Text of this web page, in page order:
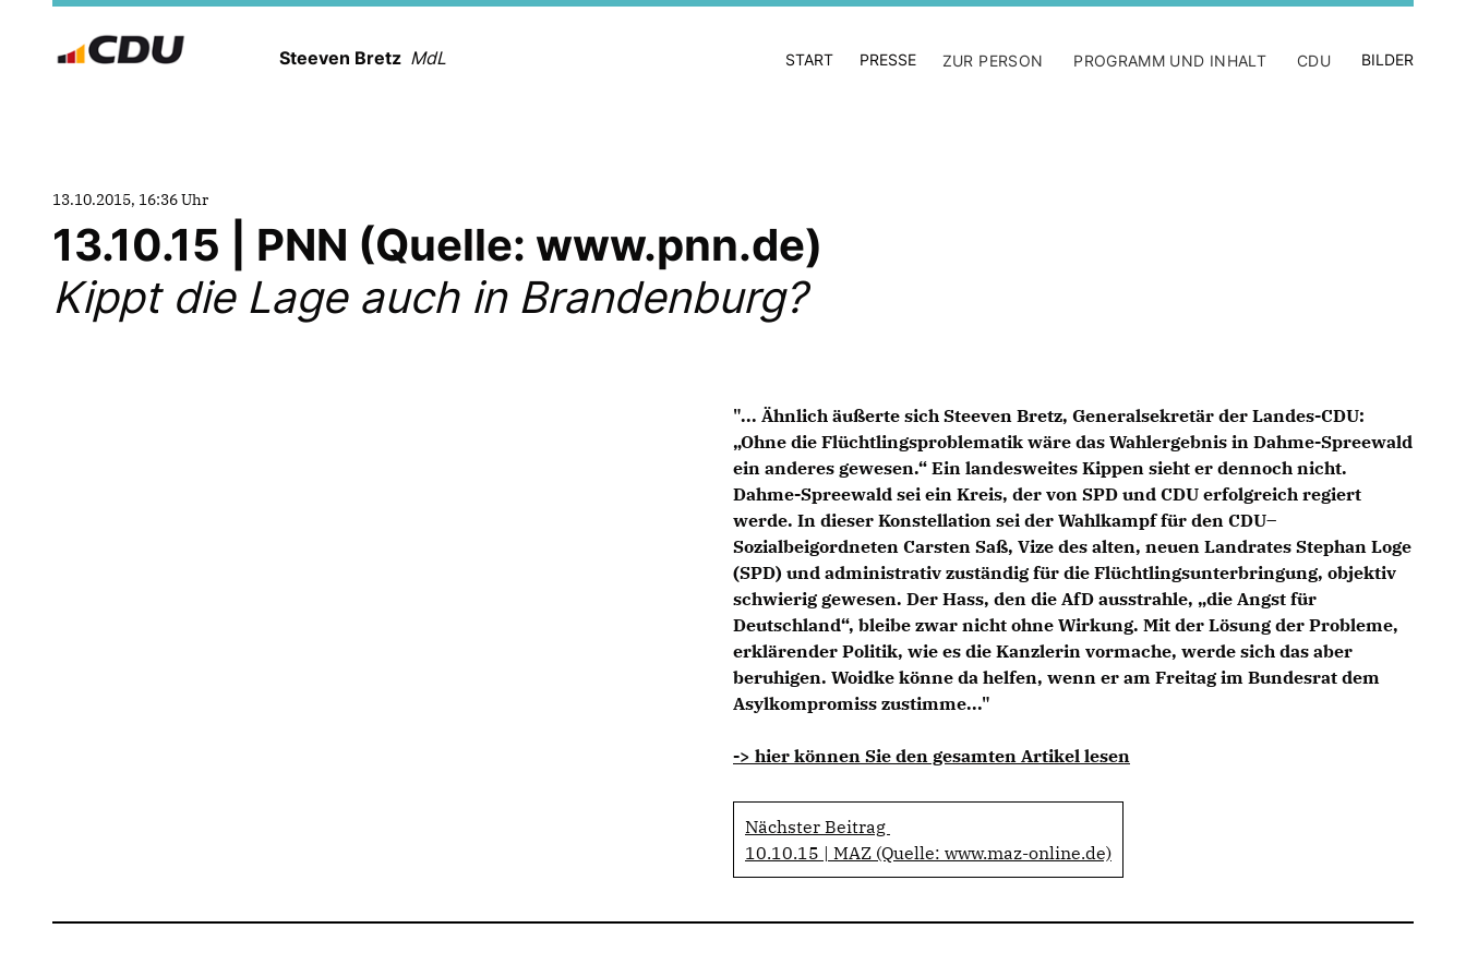
Steeven Bretz MdL START PRESSE ZUR PERSON PROGRAMM UND INHALT CDU BILDER
13.10.2015, 16:36 Uhr
13.10.15 | PNN (Quelle: www.pnn.de)
Kippt die Lage auch in Brandenburg?
"... Ähnlich äußerte sich Steeven Bretz, Generalsekretär der Landes-CDU:
Ohne die Flüchtlingsproblematik wäre das Wahlergebnis in Dahme-Spreewald
ein anderes gewesen.“ Ein landesweites Kippen sieht er dennoch nicht.
Dahme-Spreewald sei ein Kreis, der von SPD und CDU erfolgreich regiert
werde. In dieser Konstellation sei der Wahlkampf für den CDU–
Sozialbeigordneten Carsten Saß, Vize des alten, neuen Landrates Stephan Loge
(SPD) und administrativ zuständig für die Flüchtlingsunterbringung, objektiv
schwierig gewesen. Der Hass, den die AfD ausstrahle, „die Angst für
Deutschland“, bleibe zwar nicht ohne Wirkung. Mit der Lösung der Probleme,
erklärender Politik, wie es die Kanzlerin vormache, werde sich das aber
beruhigen. Woidke könne da helfen, wenn er am Freitag im Bundesrat dem
Asylkompromiss zustimme..."
-> hier können Sie den gesamten Artikel lesen
Nächster Beitrag
10.10.15 | MAZ (Quelle: www.maz-online.de)